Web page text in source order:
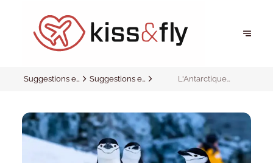
Suggestions et
Suggestions et
L'Antarctique